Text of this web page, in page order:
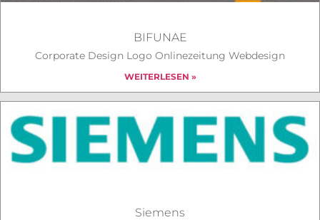
BIFUNAE
Corporate Design Logo Onlinezeitung Webdesign
WEITERLESEN »
Siemens